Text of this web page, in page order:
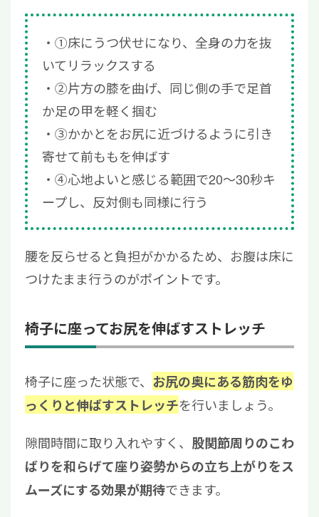
①床にうつ伏せになり、全身の力を抜
いてリラックスする
②片方の膝を曲げ、同じ側の手で足首
か足の甲を軽く掴む
③かかとをお尻に近づけるように引き
寄せて前ももを伸ばす
④心地よいと感じる範囲で20〜30秒キ
ープし、反対側も同様に行う
腰を反らせると負担がかかるため、お腹は床に
つけたまま行うのがポイントです。
椅子に座ってお尻を伸ばすストレッチ
椅子に座った状態で、 お尻の奥にある筋肉をゆ
っくりと伸ばすストレッチを行いましょう。
隙間時間に取り入れやすく、 股関節周りのこわ
ばりを和らげて座り姿勢からの立ち上がりをス
ムーズにする効果が期待できます。